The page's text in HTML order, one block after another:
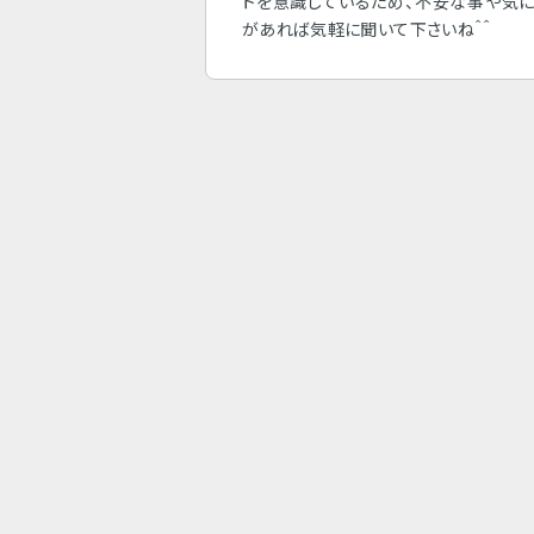
があれば気軽に聞いて下さいね＾＾